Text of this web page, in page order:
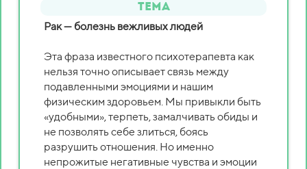
Тема
Рак — болезнь вежливых людей
Эта фраза известного психотерапевта как
нельзя точно описывает связь между
подавленными эмоциями и нашим
физическим здоровьем. Мы привыкли быть
«удобными», терпеть, замалчивать обиды и
не позволять себе злиться, боясь
разрушить отношения. Но именно
непрожитые негативные чувства и эмоции